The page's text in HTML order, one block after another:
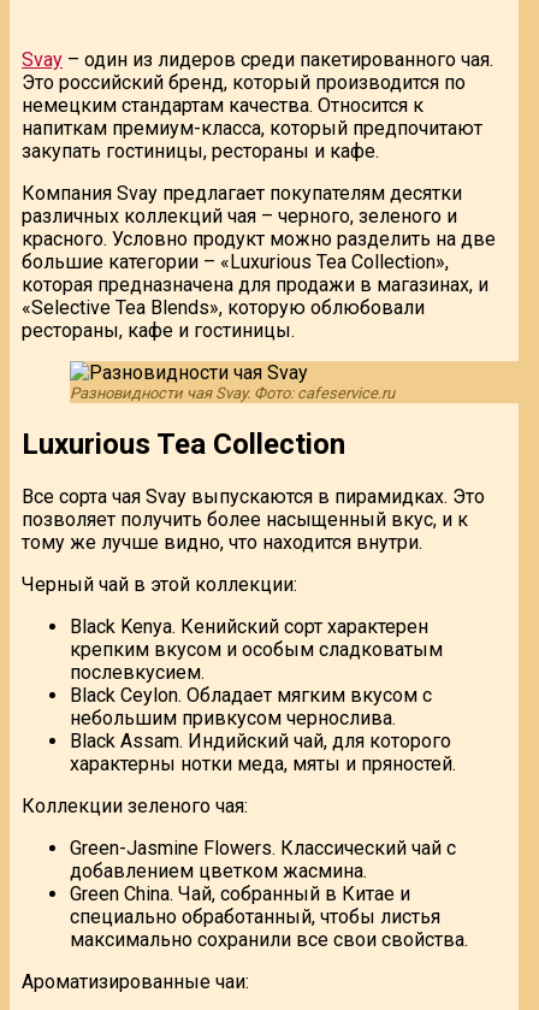
Svay – один из лидеров среди пакетированного чая.
Это российский бренд, который производится по
немецким стандартам качества. Относится к
напиткам премиум-класса, который предпочитают
закупать гостиницы, рестораны и кафе.
Компания Svay предлагает покупателям десятки
различных коллекций чая – черного, зеленого и
красного. Условно продукт можно разделить на две
большие категории – «Luxurious Tea Collection»,
которая предназначена для продажи в магазинах, и
«Selective Tea Blends», которую облюбовали
рестораны, кафе и гостиницы.
Разновидности чая Svay. Фото: cafeservice.ru
Luxurious Tea Collection
Все сорта чая Svay выпускаются в пирамидках. Это
позволяет получить более насыщенный вкус, и к
тому же лучше видно, что находится внутри.
Черный чай в этой коллекции:
Black Kenya. Кенийский сорт характерен
крепким вкусом и особым сладковатым
послевкусием.
Black Ceylon. Обладает мягким вкусом с
небольшим привкусом чернослива.
Black Assam. Индийский чай, для которого
характерны нотки меда, мяты и пряностей.
Коллекции зеленого чая:
Green-Jasmine Flowers. Классический чай с
добавлением цветком жасмина.
Green China. Чай, собранный в Китае и
специально обработанный, чтобы листья
максимально сохранили все свои свойства.
Ароматизированные чаи: